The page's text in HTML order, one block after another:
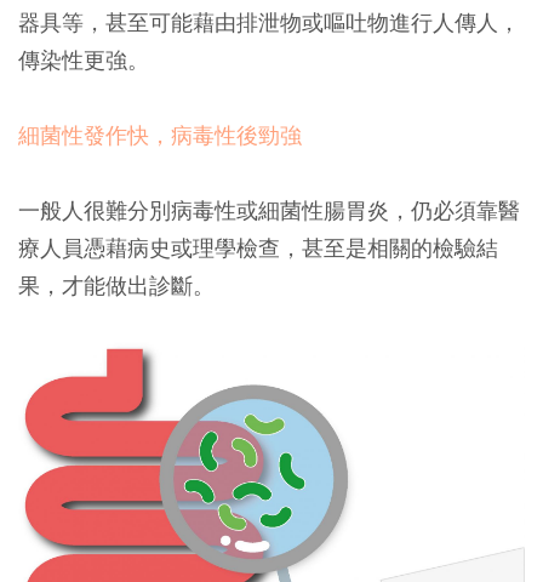
器具等，甚至可能藉由排泄物或嘔吐物進行人傳人，
傳染性更強。
細菌性發作快，病毒性後勁強
一般人很難分別病毒性或細菌性腸胃炎，仍必須靠醫
療人員憑藉病史或理學檢查，甚至是相關的檢驗結
果，才能做出診斷。